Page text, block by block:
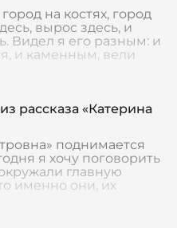
на костях, город
вырос здесь, и
Видел я его разным: и
и каменным, вели
рассказа «Катерина
поднимается
я хочу поговорить
главную
именно они, их